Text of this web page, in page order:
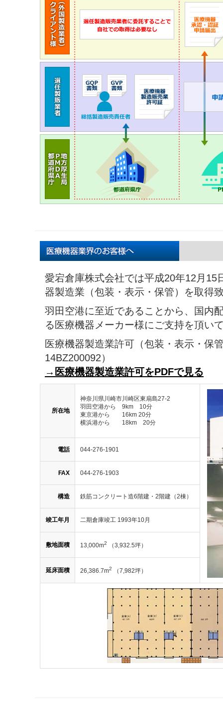
愛宕倉庫株式会社では平成20年12月15
器製造業（包装・表示・保管）を取得
羽田空港に至近であることから、国内
る医療機器メーカー様にご支持を頂い
医療機器製造業許可（包装・表示・保
14BZ200092）
→医療機器製造業許可をPDFで見る
所在地
神奈川県川崎市川崎区東扇島27-2
羽田空港から 9km 10分
東京港から 16km 20分
横浜港から 18km 20分
電話 044-276-1901
FAX 044-276-1903
構造 鉄筋コンクリート造6階建・2階建（2棟）
竣工年月 二期倉庫竣工 1993年10月
敷地面積 13,000m2 （3,932.5坪）
延床面積 26,386.7m2 （7,982坪）